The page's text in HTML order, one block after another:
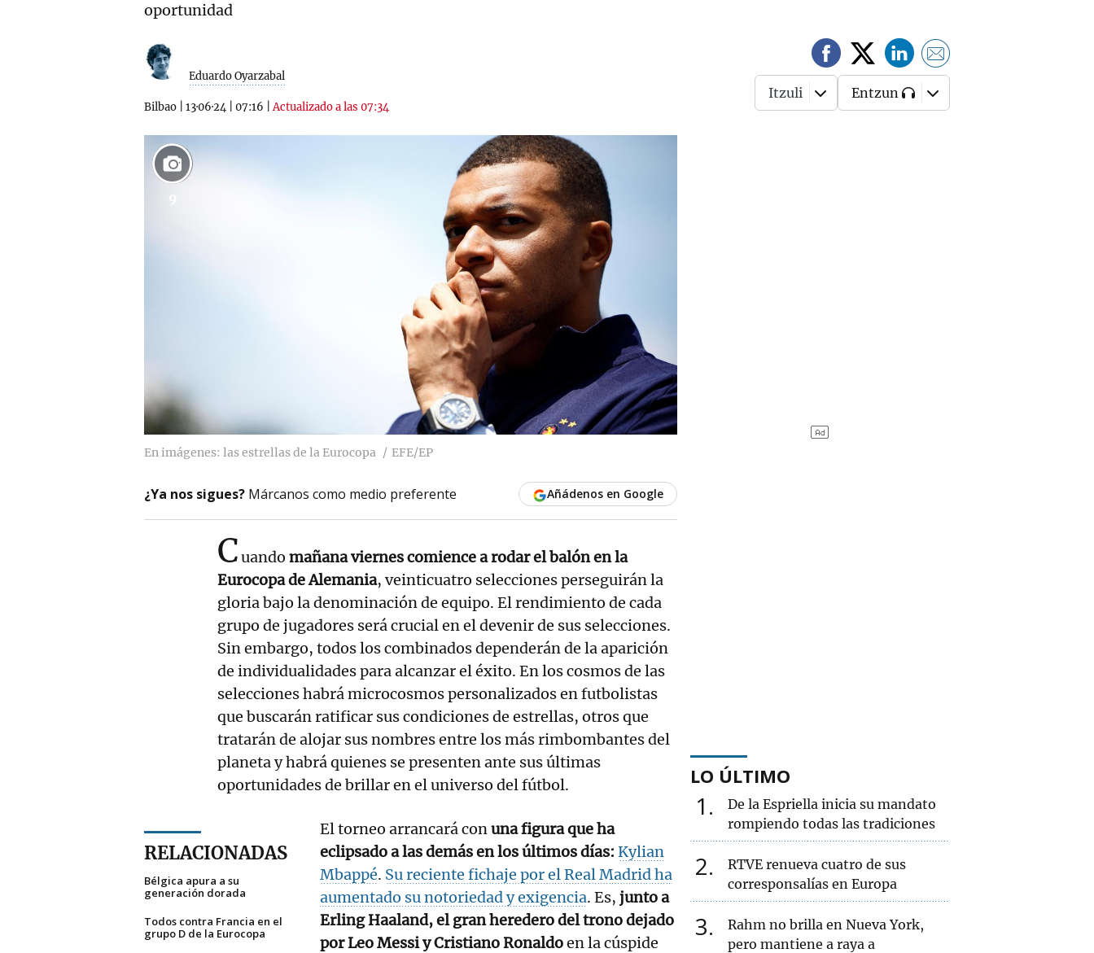
oportunidad
Eduardo Oyarzabal
Bilbao 13·06·24 07:16 |Actualizado a las 07:34
Itzuli Entzun
En imágenes: las estrellas de la Eurocopa EFE/EP
¿Ya nos sigues? Márcanos como medio preferente Añádenos en Google
Cuando mañana viernes comience a rodar el balón en la
Eurocopa de Alemania, veinticuatro selecciones perseguirán la
gloria bajo la denominación de equipo. El rendimiento de cada
grupo de jugadores será crucial en el devenir de sus selecciones.
Sin embargo, todos los combinados dependerán de la aparición
de individualidades para alcanzar el éxito. En los cosmos de las
selecciones habrá microcosmos personalizados en futbolistas
que buscarán ratificar sus condiciones de estrellas, otros que
tratarán de alojar sus nombres entre los más rimbombantes del
planeta y habrá quienes se presenten ante sus últimas
oportunidades de brillar en el universo del fútbol.
RELACIONADAS
Bélgica apura a su
generación dorada
Todos contra Francia en el
grupo D de la Eurocopa
El torneo arrancará conuna figura que ha
eclipsado a las demás en los últimos días:Kylian
Mbappé. Su reciente fichaje por el Real Madrid ha
aumentado su notoriedad y exigencia. Es,junto a
Erling Haaland, el gran heredero del trono dejado
por Leo Messi y Cristiano Ronaldoen la cúspide
LO ÚLTIMO
1
De la Espriella inicia su mandato
rompiendo todas las tradiciones
2
RTVE renueva cuatro de sus
corresponsalías en Europa
3
Rahm no brilla en Nueva York,
pero mantiene a raya a